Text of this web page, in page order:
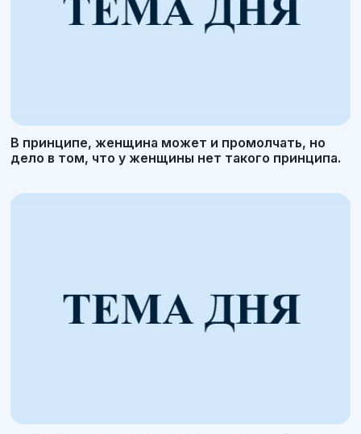
В принципе, женщина может и промолчать, но
дело в том, что у женщины нет такого принципа.